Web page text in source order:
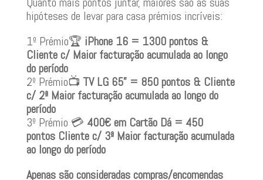
hipóteses de levar para casa prémios incríveis:
1º Prémio🏆 iPhone 16 = 1300 pontos &
Cliente c/ Maior facturação acumulada ao longo
do período
2º Prémio📺 TV LG 65” = 850 pontos & Cliente
c/ 2ª Maior facturação acumulada ao longo do
período
3º Prémio 💳 400€ em Cartão Dá = 450
pontos Cliente c/ 3ª Maior facturação acumulada
ao longo do período
Apenas são consideradas compras/encomendas